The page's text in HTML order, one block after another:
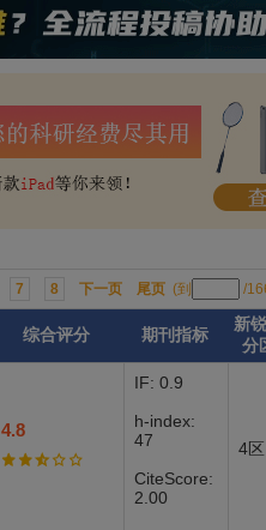
7 8 下一页 尾页 (到 /
综合评分 期刊指标
新
分
4.8
IF: 0.9
h-index:
47
CiteScore:
2.00
4区